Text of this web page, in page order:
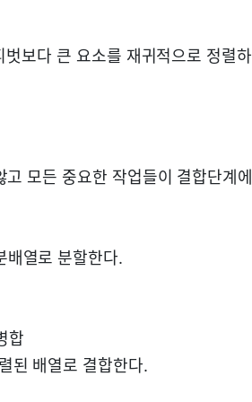
보다 큰 요소를 재귀적으로 정렬
모든 중요한 작업들이 결합단계
배열로 분할한다.
합
된 배열로 결합한다.